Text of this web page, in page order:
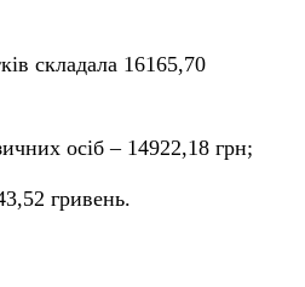
складала 16165,70
осіб – 14922,18 грн;
гривень.